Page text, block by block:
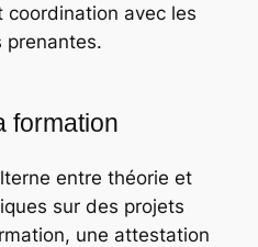
coordination avec les
prenantes.
formation
entre théorie et
sur des projets
une attestation